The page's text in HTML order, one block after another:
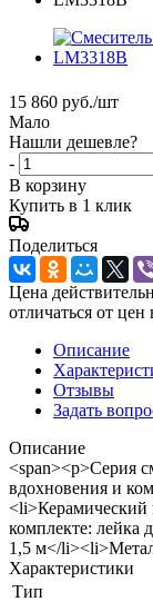
15 860 руб./шт
Мало
Нашли дешевле?
-
В корзину
Купить в 1 клик
Поделиться
Цена
отличаться от
Описание
Отзывы
Задать
Описание
<span><p>Серия
вдохновения и
комплекте:
1,5 м</
Характеристики
Тип